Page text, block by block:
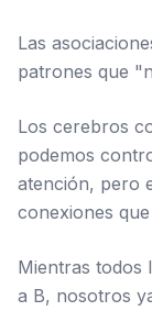
Las
patrones que
Los cerebros
podemos
atención, pero
conexiones
Mientras todos
a B, nosotros